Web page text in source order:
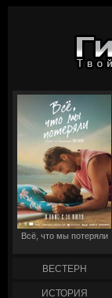
Всё, что мы потеряли
ВЕСТЕРН
ИСТОРИЯ